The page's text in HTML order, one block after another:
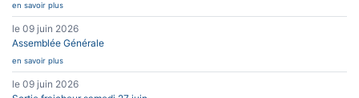
en savoir plus
le 09 juin 2026
Assemblée Générale
en savoir plus
le 09 juin 2026